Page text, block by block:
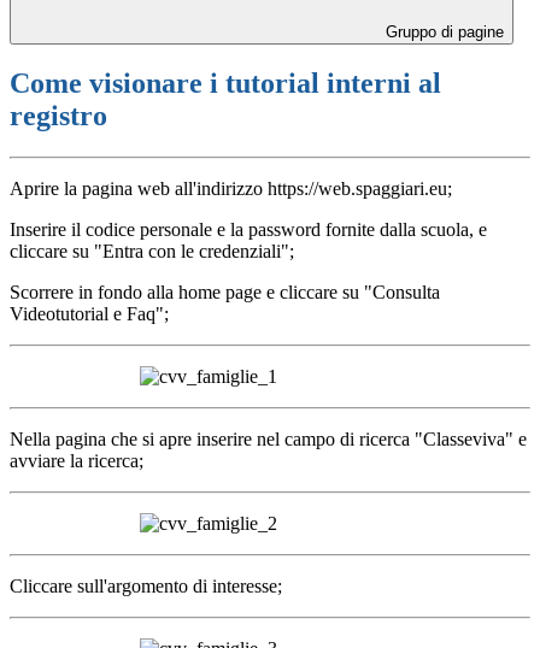
Gruppo di pagine
Come visionare i tutorial interni al
registro
Aprire la pagina web all'indirizzo https://web.spaggiari.eu;
Inserire il codice personale e la password fornite dalla scuola, e
cliccare su "Entra con le credenziali";
Scorrere in fondo alla home page e cliccare su "Consulta
Videotutorial e Faq";
Nella pagina che si apre inserire nel campo di ricerca "Classeviva" e
avviare la ricerca;
Cliccare sull'argomento di interesse;